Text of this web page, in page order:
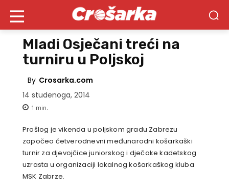
Mladi Osječani treći na
turniru u Poljskoj
By Crosarka.com
14 studenoga, 2014
1 min.
Prošlog je vikenda u poljskom gradu Zabrezu
započeo četverodnevni međunarodni košarkaški
turnir za djevojčice juniorskog i dječake kadetskog
uzrasta u organizaciji lokalnog košarkaškog kluba
MSK Zabrze.